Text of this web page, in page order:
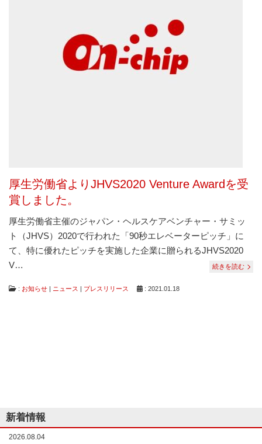
厚生労働省よりJHVS2020 Venture Awardを受
賞しました。
厚生労働省主催のジャパン・ヘルスケアベンチャー・サミッ
ト（JHVS）2020で行われた「90秒エレベーターピッチ」に
て、特に優れたピッチを実施した企業に贈られるJHVS2020
V…
続きを読む
: お知らせ ニュース プレスリリース : 2021.01.18
新着情報
2026.08.04